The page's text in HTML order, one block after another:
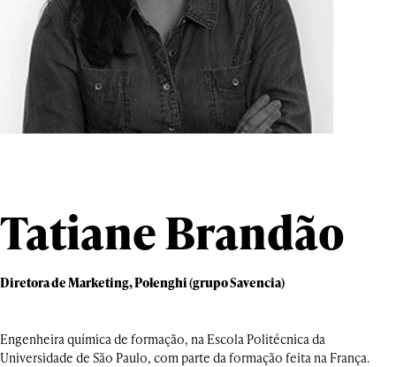
Tatiane Brandão
Diretora de Marketing, Polenghi (grupo Savencia)
Engenheira química de formação, na Escola Politécnica da
Universidade de São Paulo, com parte da formação feita na França.